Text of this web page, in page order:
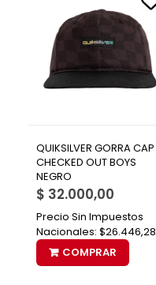
QUIKSILVER GORRA CAP
CHECKED OUT BOYS
NEGRO
$ 32.000,00
Precio Sin Impuestos
Nacionales: $26.446,28
COMPRAR